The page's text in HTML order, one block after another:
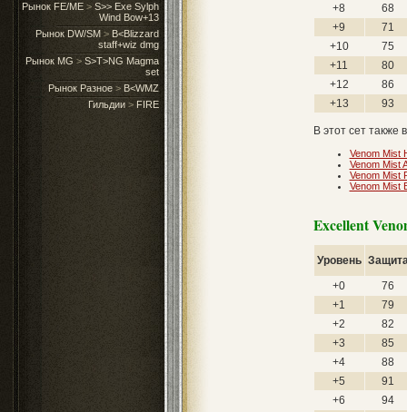
Рынок FE/ME > S>> Exe Sylph
Wind Bow+13
Рынок DW/SM > B<Blizzard
staff+wiz dmg
Рынок MG > S>T>NG Magma
set
Рынок Разное > B<WMZ
Гильдии > FIRE
+8
68
+9
71
+10
75
+11
80
+12
86
+13
93
В этот сет также
Venom Mist
Venom Mist
Venom Mist
Venom Mist
Excellent
Уровень
+0
76
+1
79
+2
82
+3
85
+4
88
+5
91
+6
94